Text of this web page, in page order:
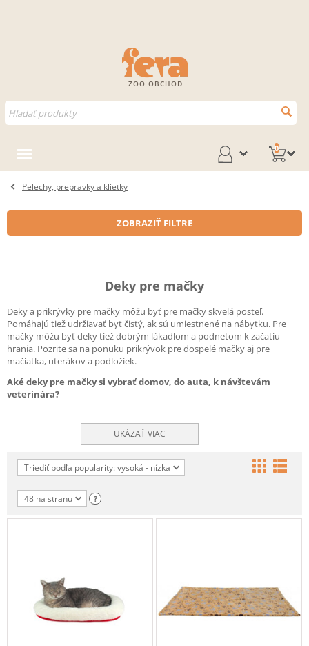
ZOO OBCHOD
0
Pelechy, prepravky a klietky
ZOBRAZIŤ FILTRE
Deky pre mačky
Deky a prikrývky pre mačky môžu byť pre mačky skvelá posteľ.
Pomáhajú tiež udržiavať byt čistý, ak sú umiestnené na nábytku. Pre
mačky môžu byť deky tiež dobrým lákadlom a podnetom k začatiu
hrania. Pozrite sa na ponuku prikrývok pre dospelé mačky aj pre
mačiatka, uterákov a podložiek.
Aké deky pre mačky si vybrať domov, do auta, k návštevám
veterinára?
UKÁZAŤ VIAC
Triediť podľa popularity: vysoká - nízka
48 na stranu ?